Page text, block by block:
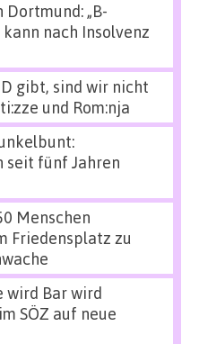
„B-
nach Insolvenz
gibt, sind wir nicht
und Rom:nja
seit fünf Jahren
Menschen
Friedensplatz zu
wird Bar wird
SÖZ auf neue